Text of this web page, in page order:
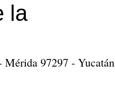
la
97297 - Yucatán